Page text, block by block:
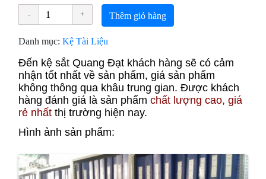
Thêm giỏ hàng
Danh mục:Kệ Tài Liệu
Đến kệ sắt Quang Đạt khách hàng sẽ có cảm
nhận tốt nhất về sản phẩm, giá sản phẩm
không thông qua khâu trung gian. Được khách
hàng đánh giá là sản phẩmchất lượng cao, giá
rẻ nhất thị trường hiện nay.
Hình ảnh sản phẩm: